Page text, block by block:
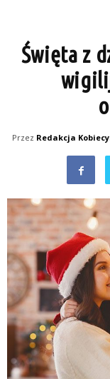
Święta z
Przez Redakcja